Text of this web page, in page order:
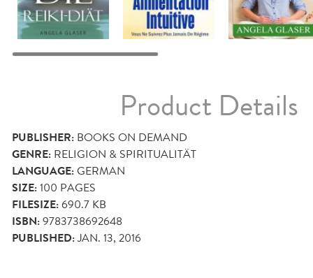
Product Details
PUBLISHER: BOOKS ON DEMAND
GENRE: RELIGION & SPIRITUALITÄT
LANGUAGE:GERMAN
SIZE:100 PAGES
FILESIZE:690.7 KB
ISBN:9783738692648
PUBLISHED:JAN. 13, 2016